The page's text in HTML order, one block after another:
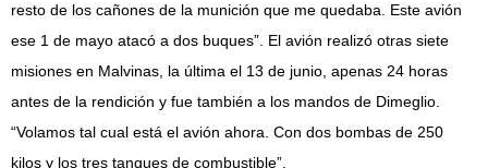
resto de los cañones de la munición que me quedaba. Este avión
ese 1 de mayo atacó a dos buques”. El avión realizó otras siete
misiones en Malvinas, la última el 13 de junio, apenas 24 horas
antes de la rendición y fue también a los mandos de Dimeglio.
“Volamos tal cual está el avión ahora. Con dos bombas de 250
kilos y los tres tanques de combustible”.